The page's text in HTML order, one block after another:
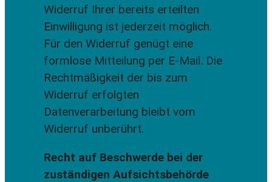
Widerruf Ihrer bereits erteilten
Einwilligung ist jederzeit möglich.
Für den Widerruf genügt eine
formlose Mitteilung per E-Mail. Die
Rechtmäßigkeit der bis zum
Widerruf erfolgten
Datenverarbeitung bleibt vom
Widerruf unberührt.
Recht auf Beschwerde bei der
zuständigen Aufsichtsbehörde